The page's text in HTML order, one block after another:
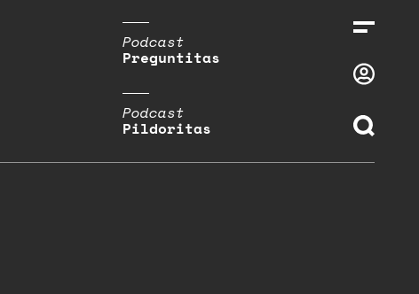
Podcast
Preguntitas
Podcast
Pildoritas